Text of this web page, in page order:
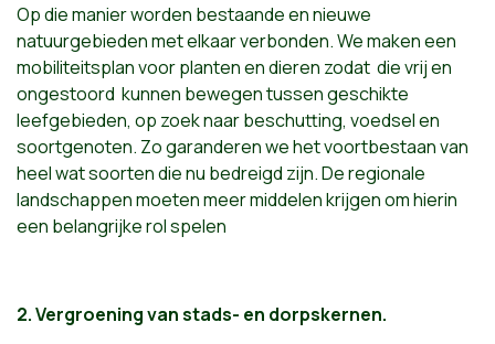
Op die manier worden bestaande en nieuwe
natuurgebieden met elkaar verbonden. We maken een
mobiliteitsplan voor planten en dieren zodat die vrij en
ongestoord kunnen bewegen tussen geschikte
leefgebieden, op zoek naar beschutting, voedsel en
soortgenoten. Zo garanderen we het voortbestaan van
heel wat soorten die nu bedreigd zijn. De regionale
landschappen moeten meer middelen krijgen om hierin
een belangrijke rol spelen
2. Vergroening van stads- en dorpskernen.